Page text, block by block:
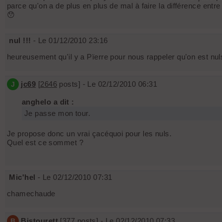
parce qu'on a de plus en plus de mal à faire la différence entre
😯
nul !!! - Le 01/12/2010 23:16
heureusement qu'il y a Pïerre pour nous rappeler qu'on est
J jc69 [2646posts] - Le 02/12/2010 06:31
anghelo a dit :
Je passe mon tour.
Je propose donc un vrai çacéquoi pour les nuls.
Quel est ce sommet ?
Mic'hel - Le 02/12/2010 07:31
chamechaude